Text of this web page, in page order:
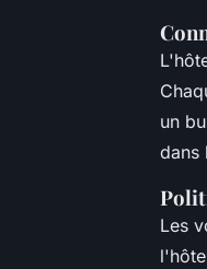
un
dans
Les